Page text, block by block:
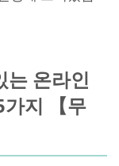
는 온라인
지 【무